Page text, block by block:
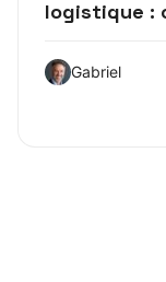
logistique :
Gabriel